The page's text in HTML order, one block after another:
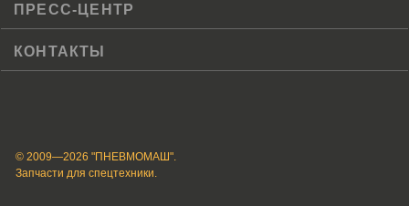
ПРЕСС-ЦЕНТР
КОНТАКТЫ
© 2009—2026 "ПНЕВМОМАШ".
Запчасти для спецтехники.